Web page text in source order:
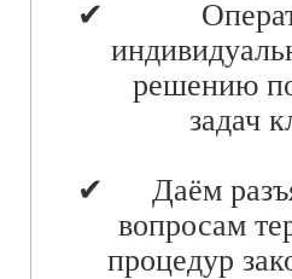
решению
задач
Даём
вопросам
процедур